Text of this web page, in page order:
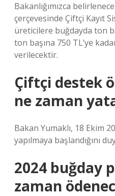
Bakanlığımızca
çerçevesinde Çiftçi Kayıt
üreticilere buğdayda ton
ton başına 750 TL’ye
verilecektir.
Çiftçi destek
ne zaman
Bakan Yumaklı, 18 Ekim
yapılmaya başlandığını
2024 buğday
zaman